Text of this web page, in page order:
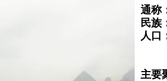
通称
民族
人口
主要